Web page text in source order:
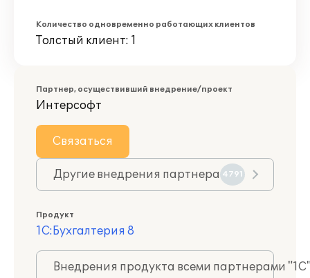
Количество одновременно работающих клиентов
Толстый клиент: 1
Партнер, осуществивший внедрение/проект
Интерсофт
Связаться
Другие внедрения партнера 4791
Продукт
1С:Бухгалтерия 8
Внедрения продукта всеми партнерами